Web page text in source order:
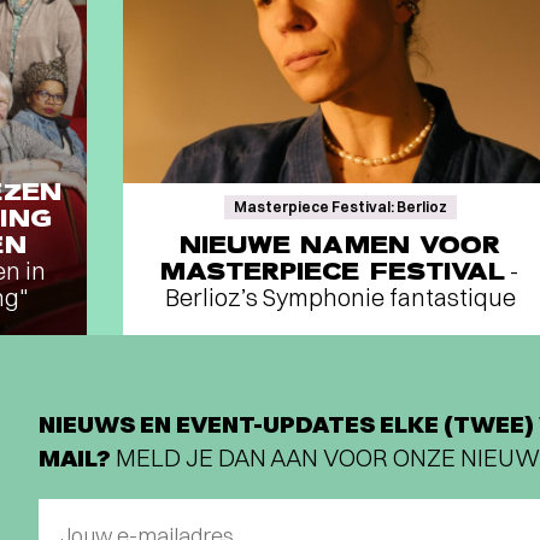
in
Masterpiece Festival: Berlioz
NIEUWE NAMEN VOOR
MASTERPIECE FESTIVAL -
Berlioz’s Symphonie fantastique
NIEUWS EN EVENT-UPDATES ELKE
MAIL? MELD JE DAN AAN VOOR ONZE